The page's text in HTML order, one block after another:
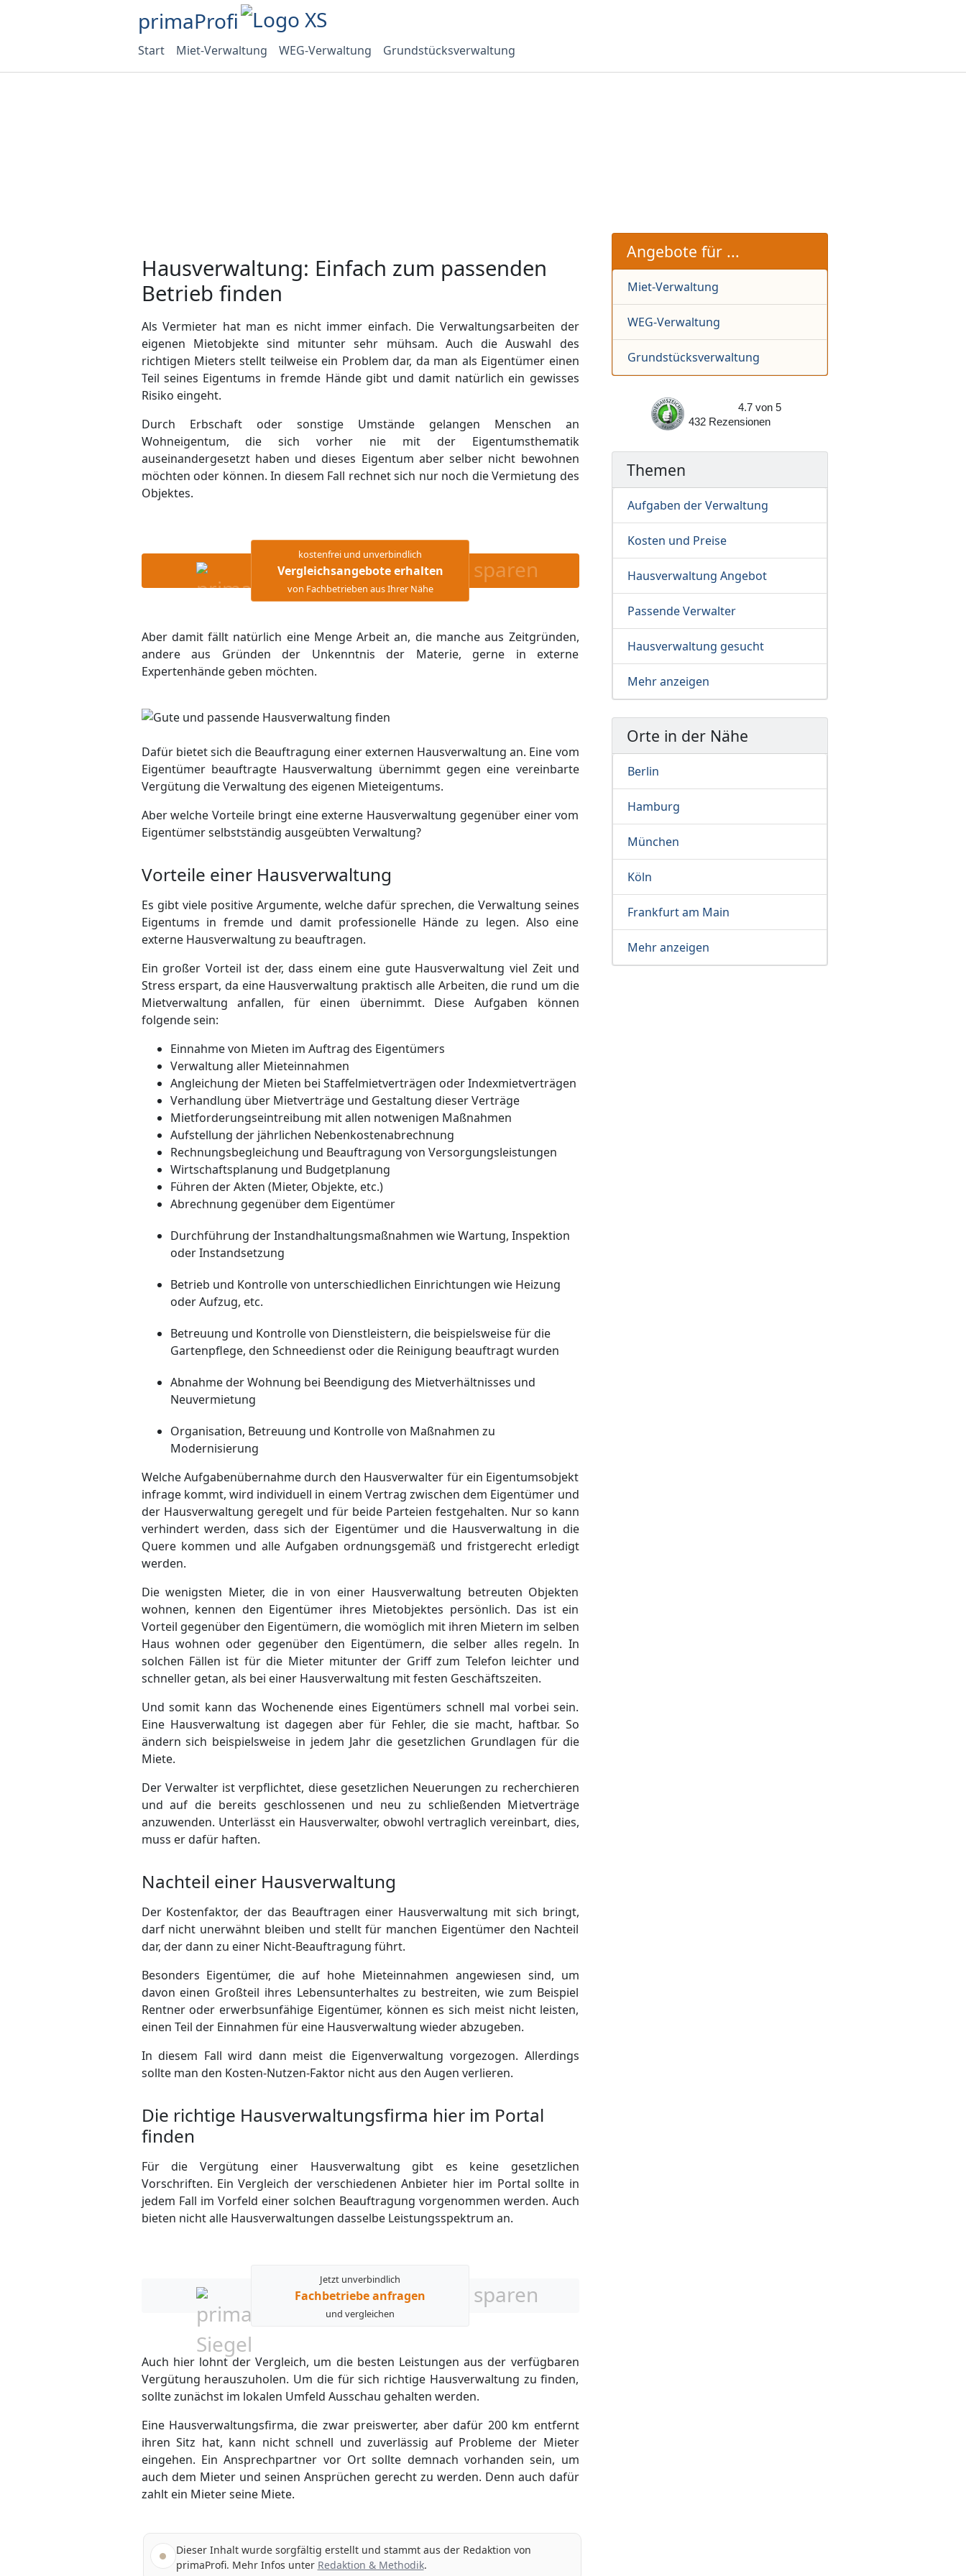
primaProfi
Start Miet-Verwaltung WEG-Verwaltung Grundstücks­verwaltung
Hausverwaltung: Einfach zum passenden
Betrieb finden
Als Vermieter hat man es nicht immer einfach. Die Verwaltungsarbeiten der
eigenen Mietobjekte sind mitunter sehr mühsam. Auch die Auswahl des
richtigen Mieters stellt teilweise ein Problem dar, da man als Eigentümer einen
Teil seines Eigentums in fremde Hände gibt und damit natürlich ein gewisses
Risiko eingeht.
Durch Erbschaft oder sonstige Umstände gelangen Menschen an
Wohneigentum, die sich vorher nie mit der Eigentumsthematik
auseinandergesetzt haben und dieses Eigentum aber selber nicht bewohnen
möchten oder können. In diesem Fall rechnet sich nur noch die Vermietung des
Objektes.
kostenfrei und unverbindlich
Vergleichsangebote erhalten
von Fachbetrieben aus Ihrer Nähe
sparen
Aber damit fällt natürlich eine Menge Arbeit an, die manche aus Zeitgründen,
andere aus Gründen der Unkenntnis der Materie, gerne in externe
Expertenhände geben möchten.
Dafür bietet sich die Beauftragung einer externen Hausverwaltung an. Eine vom
Eigentümer beauftragte Hausverwaltung übernimmt gegen eine vereinbarte
Vergütung die Verwaltung des eigenen Mieteigentums.
Aber welche Vorteile bringt eine externe Hausverwaltung gegenüber einer vom
Eigentümer selbstständig ausgeübten Verwaltung?
Vorteile einer Hausverwaltung
Es gibt viele positive Argumente, welche dafür sprechen, die Verwaltung seines
Eigentums in fremde und damit professionelle Hände zu legen. Also eine
externe Hausverwaltung zu beauftragen.
Ein großer Vorteil ist der, dass einem eine gute Hausverwaltung viel Zeit und
Stress erspart, da eine Hausverwaltung praktisch alle Arbeiten, die rund um die
Mietverwaltung anfallen, für einen übernimmt. Diese Aufgaben können
folgende sein:
Einnahme von Mieten im Auftrag des Eigentümers
Verwaltung aller Mieteinnahmen
Angleichung der Mieten bei Staffelmietverträgen oder Indexmietverträgen
Verhandlung über Mietverträge und Gestaltung dieser Verträge
Mietforderungseintreibung mit allen notwenigen Maßnahmen
Aufstellung der jährlichen Nebenkostenabrechnung
Rechnungsbegleichung und Beauftragung von Versorgungsleistungen
Wirtschaftsplanung und Budgetplanung
Führen der Akten (Mieter, Objekte, etc.)
Abrechnung gegenüber dem Eigentümer
Durchführung der Instandhaltungsmaßnahmen wie Wartung, Inspektion
oder Instandsetzung
Betrieb und Kontrolle von unterschiedlichen Einrichtungen wie Heizung
oder Aufzug, etc.
Betreuung und Kontrolle von Dienstleistern, die beispielsweise für die
Gartenpflege, den Schneedienst oder die Reinigung beauftragt wurden
Abnahme der Wohnung bei Beendigung des Mietverhältnisses und
Neuvermietung
Organisation, Betreuung und Kontrolle von Maßnahmen zu
Modernisierung
Welche Aufgabenübernahme durch den Hausverwalter für ein Eigentumsobjekt
infrage kommt, wird individuell in einem Vertrag zwischen dem Eigentümer und
der Hausverwaltung geregelt und für beide Parteien festgehalten. Nur so kann
verhindert werden, dass sich der Eigentümer und die Hausverwaltung in die
Quere kommen und alle Aufgaben ordnungsgemäß und fristgerecht erledigt
werden.
Die wenigsten Mieter, die in von einer Hausverwaltung betreuten Objekten
wohnen, kennen den Eigentümer ihres Mietobjektes persönlich. Das ist ein
Vorteil gegenüber den Eigentümern, die womöglich mit ihren Mietern im selben
Haus wohnen oder gegenüber den Eigentümern, die selber alles regeln. In
solchen Fällen ist für die Mieter mitunter der Griff zum Telefon leichter und
schneller getan, als bei einer Hausverwaltung mit festen Geschäftszeiten.
Und somit kann das Wochenende eines Eigentümers schnell mal vorbei sein.
Eine Hausverwaltung ist dagegen aber für Fehler, die sie macht, haftbar. So
ändern sich beispielsweise in jedem Jahr die gesetzlichen Grundlagen für die
Miete.
Der Verwalter ist verpflichtet, diese gesetzlichen Neuerungen zu recherchieren
und auf die bereits geschlossenen und neu zu schließenden Mietverträge
anzuwenden. Unterlässt ein Hausverwalter, obwohl vertraglich vereinbart, dies,
muss er dafür haften.
Nachteil einer Hausverwaltung
Der Kostenfaktor, der das Beauftragen einer Hausverwaltung mit sich bringt,
darf nicht unerwähnt bleiben und stellt für manchen Eigentümer den Nachteil
dar, der dann zu einer Nicht-Beauftragung führt.
Besonders Eigentümer, die auf hohe Mieteinnahmen angewiesen sind, um
davon einen Großteil ihres Lebensunterhaltes zu bestreiten, wie zum Beispiel
Rentner oder erwerbsunfähige Eigentümer, können es sich meist nicht leisten,
einen Teil der Einnahmen für eine Hausverwaltung wieder abzugeben.
In diesem Fall wird dann meist die Eigenverwaltung vorgezogen. Allerdings
sollte man den Kosten-Nutzen-Faktor nicht aus den Augen verlieren.
Die richtige Hausverwaltungsfirma hier im Portal
finden
Für die Vergütung einer Hausverwaltung gibt es keine gesetzlichen
Vorschriften. Ein Vergleich der verschiedenen Anbieter hier im Portal sollte in
jedem Fall im Vorfeld einer solchen Beauftragung vorgenommen werden. Auch
bieten nicht alle Hausverwaltungen dasselbe Leistungsspektrum an.
Jetzt unverbindlich
Fachbetriebe anfragen
und vergleichen
sparen
Auch hier lohnt der Vergleich, um die besten Leistungen aus der verfügbaren
Vergütung herauszuholen. Um die für sich richtige Hausverwaltung zu finden,
sollte zunächst im lokalen Umfeld Ausschau gehalten werden.
Eine Hausverwaltungsfirma, die zwar preiswerter, aber dafür 200 km entfernt
ihren Sitz hat, kann nicht schnell und zuverlässig auf Probleme der Mieter
eingehen. Ein Ansprechpartner vor Ort sollte demnach vorhanden sein, um
auch dem Mieter und seinen Ansprüchen gerecht zu werden. Denn auch dafür
zahlt ein Mieter seine Miete.
Dieser Inhalt wurde sorgfältig erstellt und stammt aus der Redaktion von
primaProfi. Mehr Infos unter Redaktion & Methodik.
Angebote für ...
Miet-Verwaltung
WEG-Verwaltung
Grundstücks­verwaltung
4.7 von5
432
Rezensionen
Themen
Aufgaben der Verwaltung
Kosten und Preise
Hausverwaltung Angebot
Passende Verwalter
Hausverwaltung gesucht
Mehr anzeigen
Orte in der Nähe
Berlin
Hamburg
München
Köln
Frankfurt am Main
Mehr anzeigen